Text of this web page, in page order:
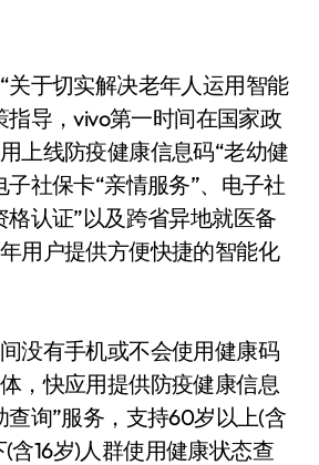
于切实解决老年人运用智能
指导，vivo第一时间在国家政
上线防疫健康信息码“老幼健
子社保卡“亲情服务”、电子社
格认证”以及跨省异地就医备
用户提供方便快捷的智能化
有手机或不会使用健康码
，快应用提供防疫健康信息
查询”服务，支持60岁以上(含
含16岁)人群使用健康状态查